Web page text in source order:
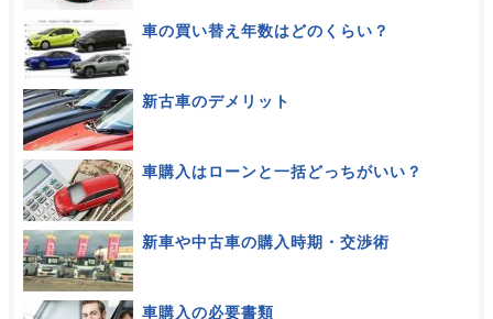
車の買い替え年数はどのくらい？
新古車のデメリット
車購入はローンと一括どっちがいい？
新車や中古車の購入時期・交渉術
車購入の必要書類